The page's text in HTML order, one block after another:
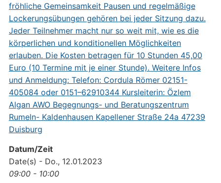
Datum/Zeit
Date(s) - Do., 12.01.2023
09:00 - 10:00